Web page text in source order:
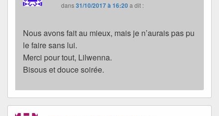
dans31/10/2017 à 16:20a dit :
Nous avons fait au mieux, mais je n’aurais pas pu
le faire sans lui.
Merci pour tout, Lilwenna.
Bisous et douce soirée.